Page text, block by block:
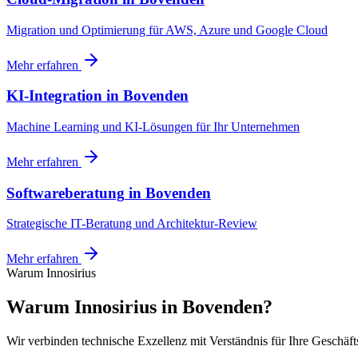
Migration und Optimierung für AWS, Azure und Google Cloud
Mehr erfahren
KI-Integration in Bovenden
Machine Learning und KI-Lösungen für Ihr Unternehmen
Mehr erfahren
Softwareberatung in Bovenden
Strategische IT-Beratung und Architektur-Review
Mehr erfahren
Warum Innosirius
Warum Innosirius in Bovenden?
Wir verbinden technische Exzellenz mit Verständnis für Ihre